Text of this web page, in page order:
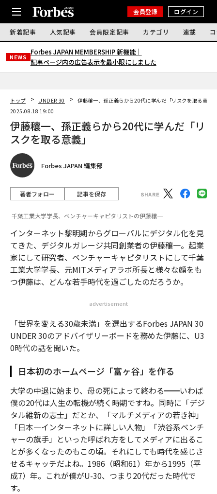
会員登録 ログイン
新着記事 人気記事 会員限定記事 カテゴリ 連載
NEWS
Forbes JAPAN MEMBERSHIP 新機能｜
記事ページ内の広告表示を最小限にしました
トップ UNDER 30
伊藤穰一、孫正義らから20代に学んだ「リスクを取る意義
2025.08.18 19:00
伊藤穰一、孫正義らから20代に学んだ「リ
スクを取る意義」
Forbes JAPAN 編集部
著者フォロー 記事を保存
千葉工業大学学長、ベンチャーキャピタリストの伊藤穰一
インターネット黎明期からグローバルにデジタル化を見
てきた、デジタルガレージ共同創業者の伊藤穰一。起業
家にして研究者、ベンチャーキャピタリストにして千葉
工業大学学長、元MITメディアラボ所長と様々な顔をも
つ伊藤は、どんな若手時代を過ごしたのだろうか。
advertisement
「世界を変える30歳未満」を選出するForbes JAPAN 30
UNDER 30のアドバイザリーボードを務めた伊藤に、U3
0時代の話を聞いた。
日本初のホームページ「富ヶ谷」を作る
大学の中退に始まり、母の死によって終わる━━いわば
僕の20代は人生の転機が続く時期ですね。同時に「デジ
タル維新の志士」だとか、「マルチメディアの若き神」
「日本一インターネットに詳しい人物」「渋谷系ベンチ
ャーの旗手」といった呼ばれ方をしてメディアに出るこ
とが多くなったのもこの頃。それにしても時代を感じさ
せるキャッチだよね。1986（昭和61）年から1995（平
成7）年。これが僕がU-30、つまり20代だった時代で
す。